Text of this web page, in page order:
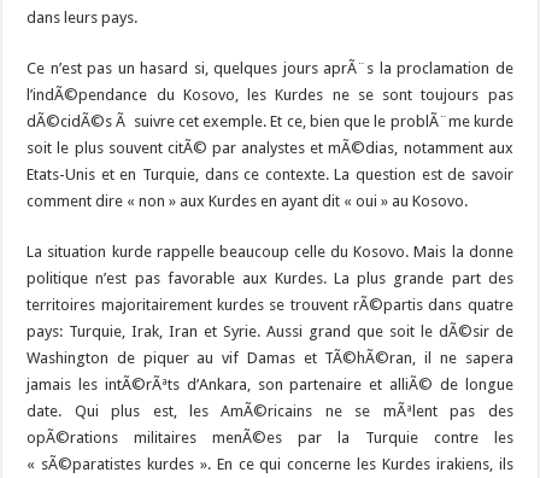
dans leurs pays.
Ce n’est pas un hasard si, quelques jours aprÃ¨s la proclamation de
l’indÃ©pendance du Kosovo, les Kurdes ne se sont toujours pas
dÃ©cidÃ©s Ã suivre cet exemple. Et ce, bien que le problÃ¨me kurde
soit le plus souvent citÃ© par analystes et mÃ©dias, notamment aux
Etats-Unis et en Turquie, dans ce contexte. La question est de savoir
comment dire « non » aux Kurdes en ayant dit « oui » au Kosovo.
La situation kurde rappelle beaucoup celle du Kosovo. Mais la donne
politique n’est pas favorable aux Kurdes. La plus grande part des
territoires majoritairement kurdes se trouvent rÃ©partis dans quatre
pays: Turquie, Irak, Iran et Syrie. Aussi grand que soit le dÃ©sir de
Washington de piquer au vif Damas et TÃ©hÃ©ran, il ne sapera
jamais les intÃ©rÃªts d’Ankara, son partenaire et alliÃ© de longue
date. Qui plus est, les AmÃ©ricains ne se mÃªlent pas des
opÃ©rations militaires menÃ©es par la Turquie contre les
« sÃ©paratistes kurdes ». En ce qui concerne les Kurdes irakiens, ils